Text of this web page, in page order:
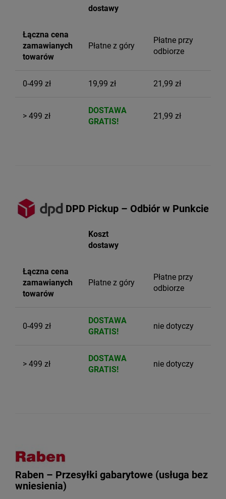
dostawy
Łączna cena
zamawianych
towarów
Płatne z góry
Płatne przy
odbiorze
0-499 zł 19,99 zł 21,99 zł
> 499 zł
DOSTAWA
GRATIS!
21,99 zł
DPD Pickup – Odbiór w Punkcie
Koszt
dostawy
Łączna cena
zamawianych
towarów
Płatne z góry
Płatne przy
odbiorze
0-499 zł
DOSTAWA
GRATIS!
nie dotyczy
> 499 zł
DOSTAWA
GRATIS!
nie dotyczy
Raben – Przesyłki gabarytowe (usługa bez
wniesienia)